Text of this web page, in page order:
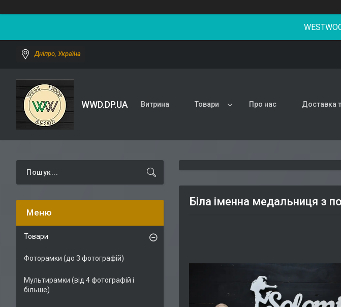
Дніпро, Україна
WWD.DP.UA Витрина Товари Про нас Доставка
Біла іменна медальниця з
Товари
Фоторамки (до 3 фотографій)
Мультирамки (від 4 фотографій і
більше)